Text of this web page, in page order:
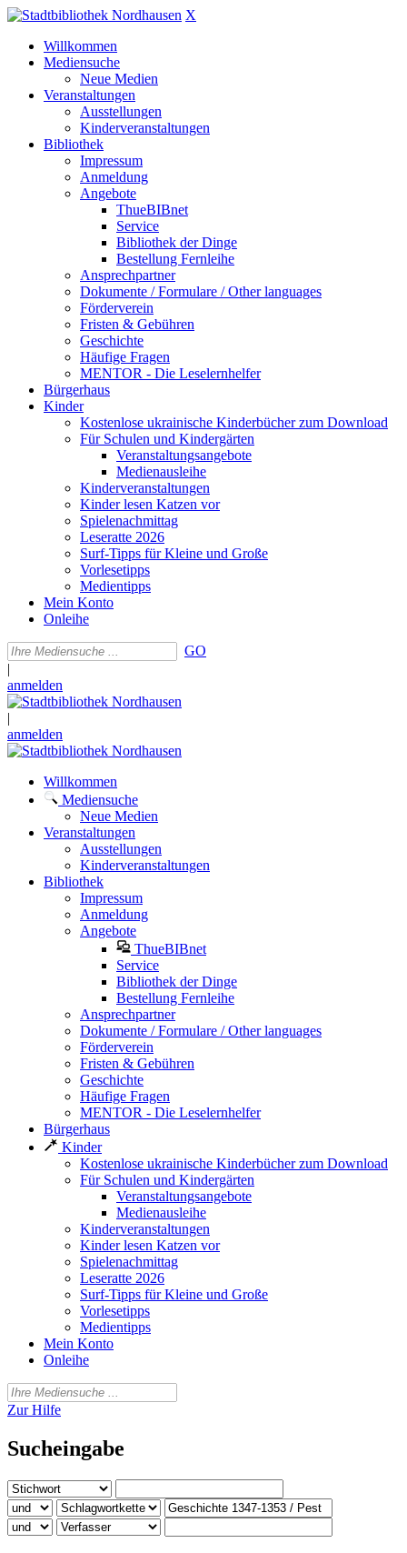
X
Willkommen
Mediensuche
Neue Medien
Veranstaltungen
Ausstellungen
Kinderveranstaltungen
Bibliothek
Impressum
Anmeldung
Angebote
ThueBIBnet
Service
Bibliothek der Dinge
Bestellung Fernleihe
Ansprechpartner
Dokumente / Formulare / Other languages
Förderverein
Fristen & Gebühren
Geschichte
Häufige Fragen
MENTOR - Die Leselernhelfer
Bürgerhaus
Kinder
Kostenlose ukrainische Kinderbücher zum Download
Für Schulen und Kindergärten
Veranstaltungsangebote
Medienausleihe
Kinderveranstaltungen
Kinder lesen Katzen vor
Spielenachmittag
Leseratte 2026
Surf-Tipps für Kleine und Große
Vorlesetipps
Medientipps
Mein Konto
Onleihe
GO
|
anmelden
|
anmelden
Willkommen
Mediensuche
Neue Medien
Veranstaltungen
Ausstellungen
Kinderveranstaltungen
Bibliothek
Impressum
Anmeldung
Angebote
ThueBIBnet
Service
Bibliothek der Dinge
Bestellung Fernleihe
Ansprechpartner
Dokumente / Formulare / Other languages
Förderverein
Fristen & Gebühren
Geschichte
Häufige Fragen
MENTOR - Die Leselernhelfer
Bürgerhaus
Kinder
Kostenlose ukrainische Kinderbücher zum Download
Für Schulen und Kindergärten
Veranstaltungsangebote
Medienausleihe
Kinderveranstaltungen
Kinder lesen Katzen vor
Spielenachmittag
Leseratte 2026
Surf-Tipps für Kleine und Große
Vorlesetipps
Medientipps
Mein Konto
Onleihe
Zur Hilfe
Sucheingabe